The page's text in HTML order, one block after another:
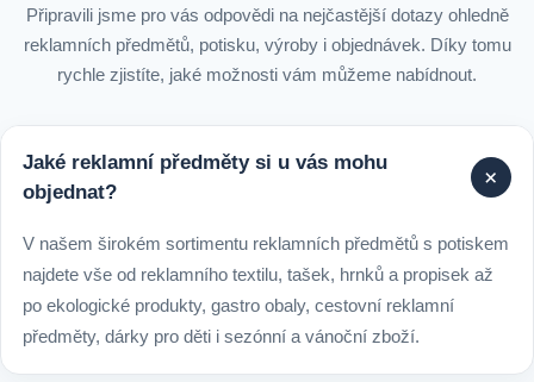
Připravili jsme pro vás odpovědi na nejčastější dotazy ohledně
reklamních předmětů, potisku, výroby i objednávek. Díky tomu
rychle zjistíte, jaké možnosti vám můžeme nabídnout.
Jaké reklamní předměty si u vás mohu
objednat?
+
V našem širokém sortimentu reklamních předmětů s potiskem
najdete vše od reklamního textilu, tašek, hrnků a propisek až
po ekologické produkty, gastro obaly, cestovní reklamní
předměty, dárky pro děti i sezónní a vánoční zboží.